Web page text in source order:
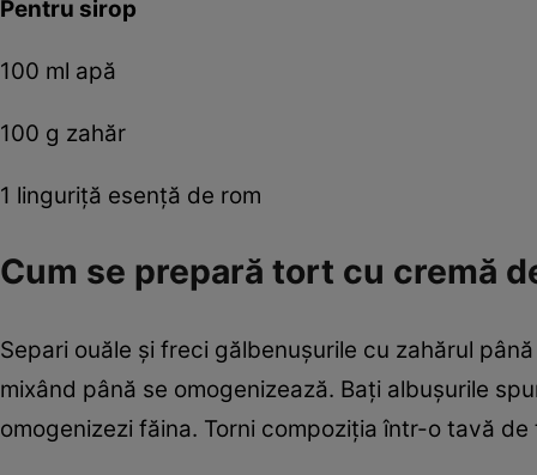
Pentru sirop
100 ml apă
100 g zahăr
1 linguriţă esenţă de rom
Cum se prepară tort cu cremă
Separi ouăle şi freci gălbenuşurile cu zahărul
mixând până se omogenizează. Baţi albuşurile
omogenizezi făina. Torni compoziţia într-o tavă